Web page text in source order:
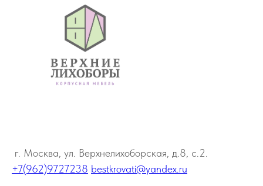
г. Москва, ул. Верхнелихоборская, д.8, с.2.
+7(962)9727238 bestkrovati@yandex.ru